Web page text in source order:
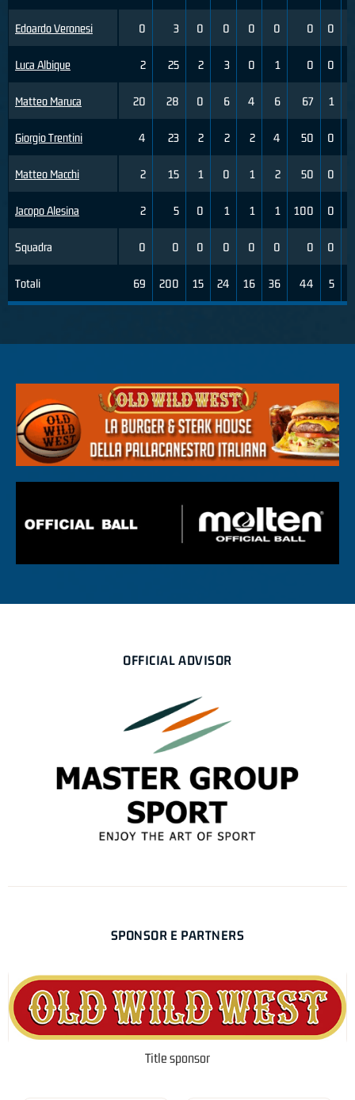
Edoardo Veronesi
Luca Albique
Matteo Maruca
Giorgio Trentini
Matteo Macchi
Jacopo Alesina
Squadra
Totali
0 3 0 0 0 0 0 0
2 25 2 3 0 1 0 0
20 28 0 6 4 6 67 1
4 23 2 2 2 4 50 0
2 15 1 0 1 2 50 0
2 5 0 1 1 1 100 0
0 0 0 0 0 0 0 0
69 200 15 24 16 36 44 5
OFFICIAL ADVISOR
SPONSOR E PARTNERS
Title sponsor